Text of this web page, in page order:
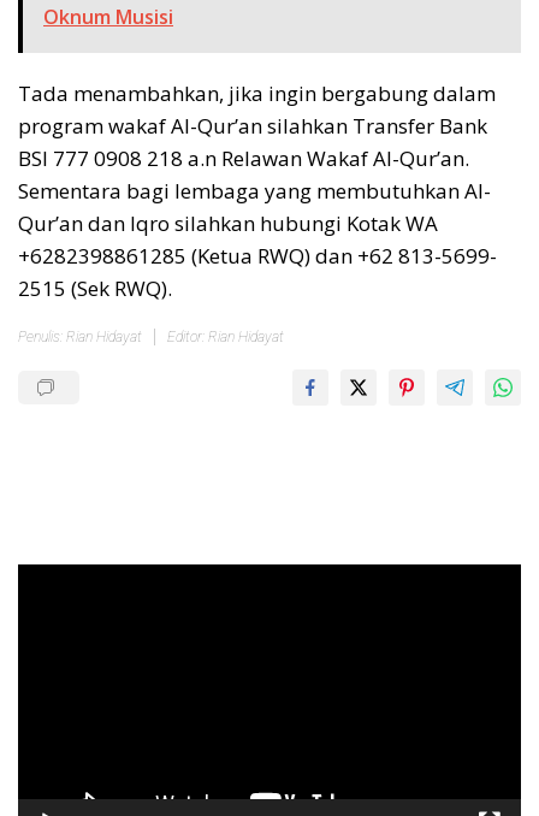
Oknum Musisi
Tada menambahkan, jika ingin bergabung dalam
program wakaf Al-Qur’an silahkan Transfer Bank
BSI 777 0908 218 a.n Relawan Wakaf Al-Qur’an.
Sementara bagi lembaga yang membutuhkan Al-
Qur’an dan Iqro silahkan hubungi Kotak WA
+6282398861285 (Ketua RWQ) dan +62 813-5699-
2515 (Sek RWQ).
Penulis: Rian Hidayat Editor: Rian Hidayat